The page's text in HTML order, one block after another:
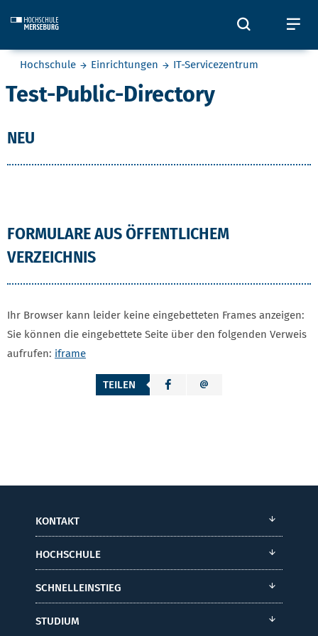
Öffnet
Sie befinden sich hier:
Hochschule Einrichtungen IT-Servicezentrum
Test-Public-Directory
NEU
FORMULARE AUS ÖFFENTLICHEM
VERZEICHNIS
Ihr Browser kann leider keine eingebetteten Frames anzeigen:
Sie können die eingebettete Seite über den folgenden Verweis
aufrufen: iframe
TEILEN
KONTAKT
HOCHSCHULE
SCHNELLEINSTIEG
STUDIUM